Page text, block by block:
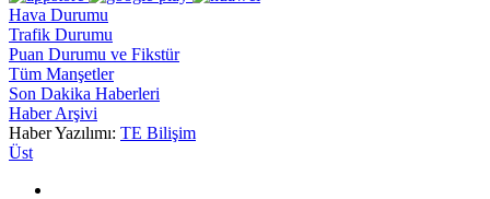
Hava Durumu
Trafik Durumu
Puan Durumu ve Fikstür
Tüm Manşetler
Son Dakika Haberleri
Haber Arşivi
Haber Yazılımı: TE Bilişim
Üst